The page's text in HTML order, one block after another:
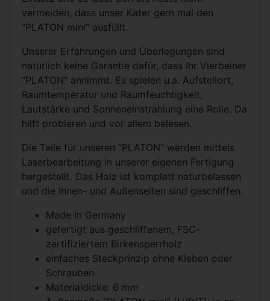
vermeiden, dass unser Kater gern mal den
“PLATON mini“ ausfüllt.
Unserer Erfahrungen und Überlegungen sind
natürlich keine Garantie dafür, dass Ihr Vierbeiner
“PLATON“ annimmt. Es spielen u.a. Aufstellort,
Raumtemperatur und Raumfeuchtigkeit,
Lautstärke und Sonneneinstrahlung eine Rolle. Da
hilft probieren und vor allem belesen.
Die Teile für unseren “PLATON“ werden mittels
Laserbearbeitung in unserer eigenen Fertigung
hergestellt. Das Holz ist komplett naturbelassen
und die Innen- und Außenseiten sind geschliffen.
Made in Germany
gefertigt aus geschliffenem, FSC-
zertifiziertem Birkensperrholz
einfaches Steckprinzip ohne Kleben oder
Schrauben
Materialdicke: 6 mm